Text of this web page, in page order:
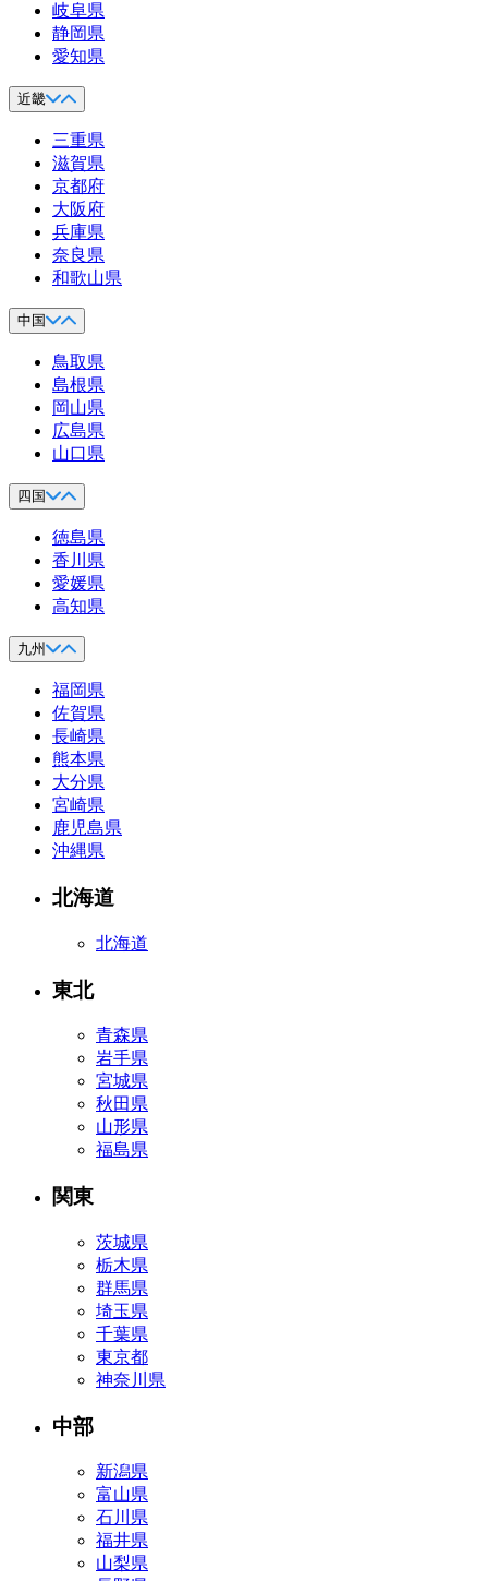
岐阜県
静岡県
愛知県
近畿
三重県
滋賀県
京都府
大阪府
兵庫県
奈良県
和歌山県
中国
鳥取県
島根県
岡山県
広島県
山口県
四国
徳島県
香川県
愛媛県
高知県
九州
福岡県
佐賀県
長崎県
熊本県
大分県
宮崎県
鹿児島県
沖縄県
北海道
北海道
東北
青森県
岩手県
宮城県
秋田県
山形県
福島県
関東
茨城県
栃木県
群馬県
埼玉県
千葉県
東京都
神奈川県
中部
新潟県
富山県
石川県
福井県
山梨県